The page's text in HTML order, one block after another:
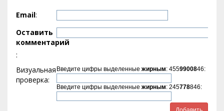
Email:
Оставить
комментарий
:
Визуальная
проверка:
Введите цифры выделенные жирным: 4559900846:
Введите цифры выделенные жирным: 245778846: